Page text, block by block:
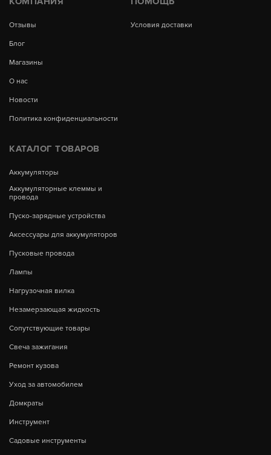
Отзывы
Блог
Магазины
О нас
Новости
Политика конфиденциальности
Условия доставки
КАТАЛОГ ТОВАРОВ
Аккумуляторы
Аккумуляторные клеммы и
провода
Пуско-зарядные устройства
Аксессуары для аккумуляторов
Пусковые провода
Лампы
Нагрузочная вилка
Незамерзающая жидкость
Сопутствующие товары
Свеча зажигания
Ремонт кузова
Уход за автомобилем
Домкраты
Инструмент
Садовые инструменты